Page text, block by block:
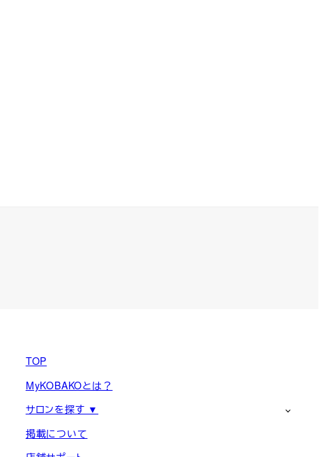
TOP
MyKOBAKOとは？
サロンを探す ▼
掲載について